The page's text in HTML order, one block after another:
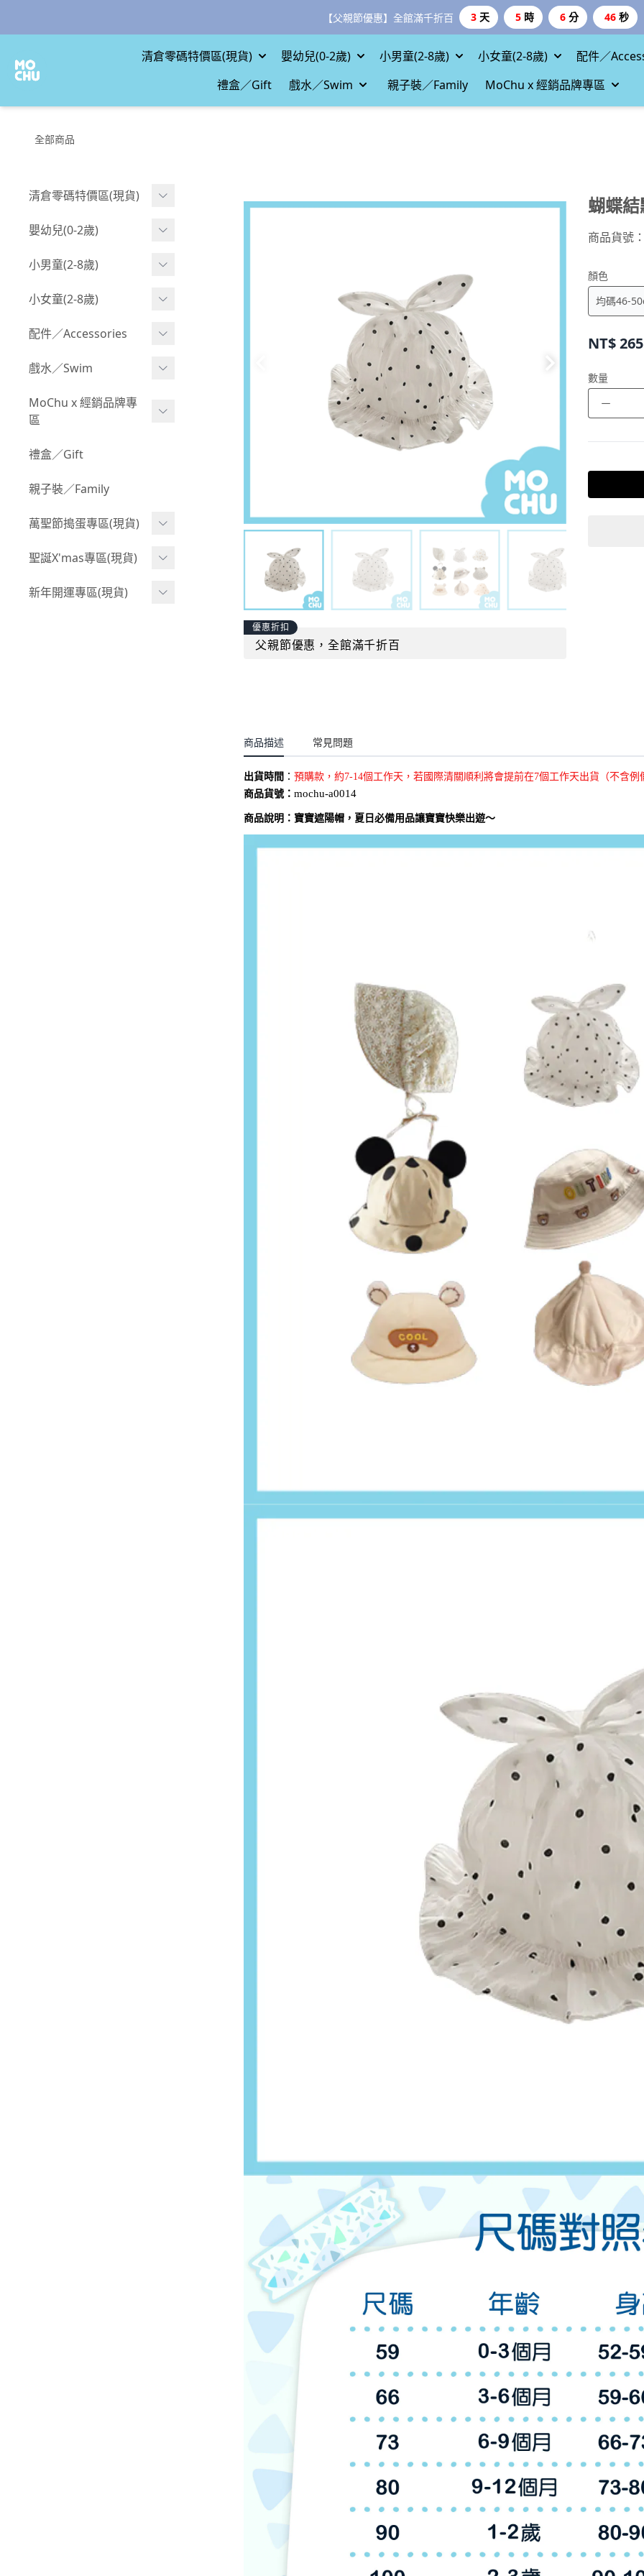
【父親節優惠】全館滿千折百 3 天 5 時 6 分 45 秒
清倉零碼特價區(現貨) 嬰幼兒(0-2歲) 小男童(2-8歲) 小女童(2-8歲)
配件／
禮盒／Gift
戲水／Swim 親子裝／Family MoChu x 經銷品牌專區
全部商品
清倉零碼特價區(現貨)
現貨.寶寶
現貨.男童
嬰幼兒(0-2歲)
BABY 包屁衣(短袖)
BABY 包屁衣(長袖)
BABY 外套
BABY 上身(短袖)
BABY 下身(短褲)
BABY 下身(長褲)
BABY 套裝(短袖)
BABY 套裝(長袖)
小男童(2-8歲)
Boy 上身(短袖)
Boy 上身(長袖)
Boy 套裝(短袖)
叢林探險系列
小紳士系列
韓國小歐巴
小女童(2-8歲)
Girl 上身(短袖)
Girl 上身(長袖)
Girl 下身(長褲)
Girl 套裝(短袖)
率性牛仔風
夢幻童話系列
小洋裝系列
配件／Accessories
Acc 口水巾
Acc 襪子
Acc 鞋子
Acc 餐具
Acc 寢具
Acc 其他
戲水／Swim
泳裝
泳具
野餐趣
MoChu x 經銷品牌專
區
©Wonchi 台灣 ｜ 兒童軟
©Disney 美國｜嬰兒用品
©風車圖書 台灣｜兒童圖
嘴
禮盒／Gift
親子裝／Family
萬聖節搗蛋專區(現貨)
萬聖造型頭套(3歲以上)
萬聖.嬰幼兒(0-2歲)
聖誕X'mas專區(現貨)
聖誕.嬰幼兒(0-2歲)
新年開運專區(現貨)
優惠折扣
父親節優惠，全館滿千折百
蝴蝶
商品貨號
顏色
NT$265
數量
－
商品描述 常見問題
出貨時間 ：預購款，約7-14個工作天，若國際清關順利將會提前在7個工作天出貨（不含例
商品貨號：mochu-a0014
商品說明： 寶寶遮陽帽，夏日必備用品讓寶寶快樂出遊～